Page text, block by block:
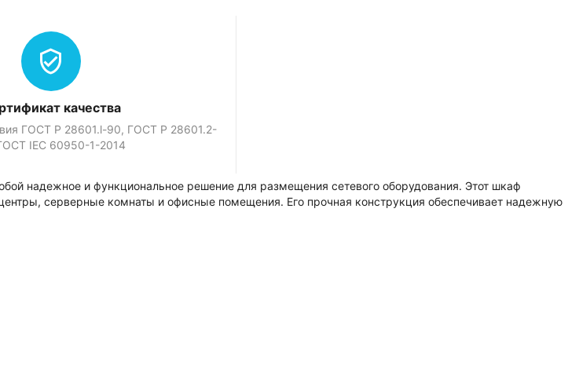
качества
ГОСТ Р 28601.l-90, ГОСТ Р 28601.2-
IEC 60950-1-2014
надежное и функциональное решение для размещения сетевого оборудования. Этот шкаф
серверные комнаты и офисные помещения. Его прочная конструкция обеспечивает надежную